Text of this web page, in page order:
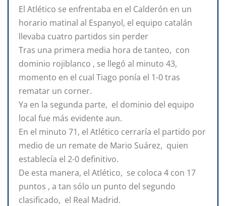
El Atlético se enfrentaba en el Calderón en un
horario matinal al Espanyol, el equipo catalán
llevaba cuatro partidos sin perder
Tras una primera media hora de tanteo, con
dominio rojiblanco , se llegó al minuto 43,
momento en el cual Tiago ponía el 1-0 tras
rematar un corner.
Ya en la segunda parte, el dominio del equipo
local fue más evidente aun.
En el minuto 71, el Atlético cerraría el partido por
medio de un remate de Mario Suárez, quien
establecía el 2-0 definitivo.
De esta manera, el Atlético, se coloca 4 con 17
puntos , a tan sólo un punto del segundo
clasificado, el Real Madrid.